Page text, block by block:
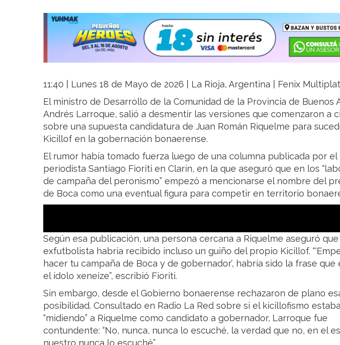
11:40 | Lunes 18 de Mayo de 2026 | La Rioja, Argentina | Fenix
El ministro de Desarrollo de la Comunidad de la Provincia de Buenos
Andrés Larroque, salió a desmentir las versiones que comenzaron a
sobre una supuesta candidatura de Juan Román Riquelme para
Kicillof en la gobernación bonaerense.
El rumor había tomado fuerza luego de una columna publicada por el
periodista Santiago Fioriti en Clarín, en la que aseguró que en los
de campaña del peronismo” empezó a mencionarse el nombre del
de Boca como una eventual figura para competir en territorio
Según esa publicación, una persona cercana a Riquelme aseguró
exfutbolista habría recibido incluso un guiño del propio Kicillof.
hacer tu campaña de Boca y de gobernador’, habría sido la frase que
el ídolo xeneize”, escribió Fioriti.
Sin embargo, desde el Gobierno bonaerense rechazaron de plano
posibilidad. Consultado en Radio La Red sobre si el kicillofismo estaba
“midiendo” a Riquelme como candidato a gobernador, Larroque fue
contundente: “No, nunca, nunca lo escuché, la verdad que no, en el
nuestro nunca lo escuché”.